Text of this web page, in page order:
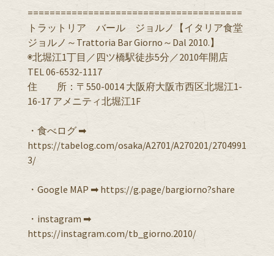
=======================================
トラットリア バール ジョルノ【イタリア食堂
ジョルノ～Trattoria Bar Giorno～Dal 2010.】
◉北堀江1丁目／四ツ橋駅徒歩5分／2010年開店
TEL 06-6532-1117
住 所：〒550-0014 大阪府大阪市西区北堀江1-
16-17 アメニティ北堀江1F
・食べログ ➡︎
https://tabelog.com/osaka/A2701/A270201/2704991
3/
・Google MAP ➡︎ https://g.page/bargiorno?share
・instagram ➡︎
https://instagram.com/tb_giorno.2010/